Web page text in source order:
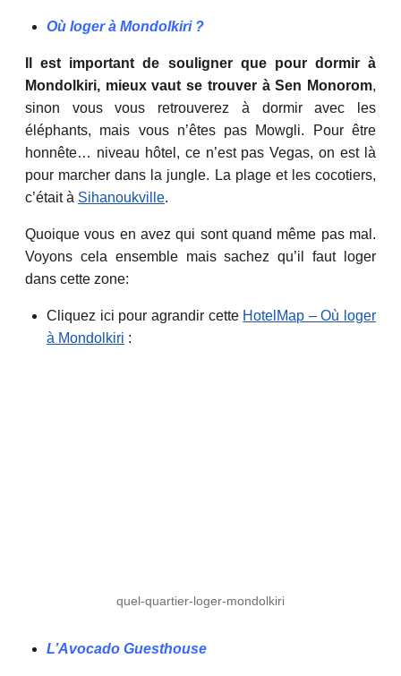
Où loger à Mondolkiri ?
Il est important de souligner que pour dormir à
Mondolkiri, mieux vaut se trouver à Sen Monorom,
sinon vous vous retrouverez à dormir avec les
éléphants, mais vous n’êtes pas Mowgli. Pour être
honnête… niveau hôtel, ce n’est pas Vegas, on est là
pour marcher dans la jungle. La plage et les cocotiers,
c’était à Sihanoukville.
Quoique vous en avez qui sont quand même pas mal.
Voyons cela ensemble mais sachez qu’il faut loger
dans cette zone:
Cliquez ici pour agrandir cette HotelMap – Où loger
à Mondolkiri :
quel-quartier-loger-mondolkiri
L’Avocado Guesthouse